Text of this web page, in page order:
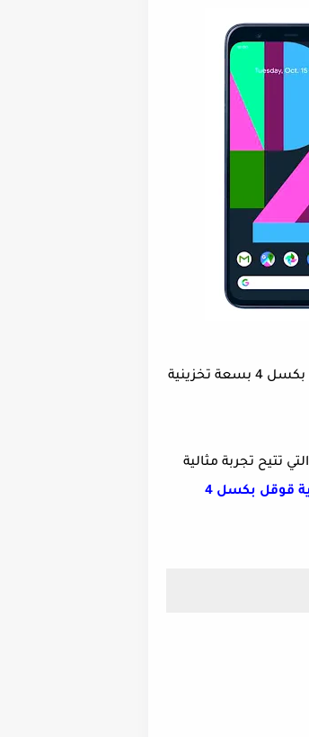
من أضعف الهواتف من ناحية البطارية حيث تأتي بطارية جوجل بكسل 4 بسعة تخزينية
التي تتيح تجربة مثالية
حل مشاكل بطارية قوقل بكسل 4